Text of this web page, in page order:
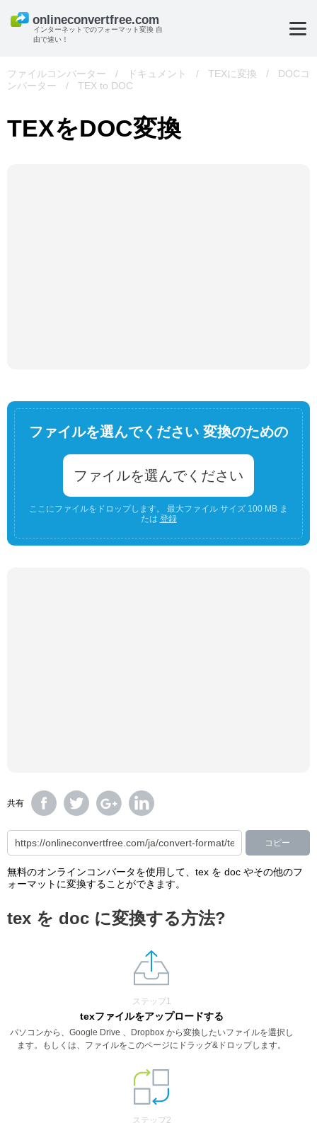
インターネットでのフォーマット変換 自
由で速い！
ファイルコンバーター / ドキュメント / TEXに変換 /
DOCコ
ンバーター
/ TEX to DOC
TEXをDOC変換
ファイルを選んでください 変換のための
ファイルを選んでください
ここにファイルをドロップします。 最大ファイル サイズ 100 MB ま
たは 登録
共有
コピー
無料のオンラインコンバータを使用して、tex を doc やその他のフ
ォーマットに変換することができます。
tex を doc に変換する方法?
ステップ1
texファイルをアップロードする
パソコンから、Google Drive 、Dropbox から変換したいファイルを選択し
ます。もしくは、ファイルをこのページにドラッグ&ドロップします。
ステップ2